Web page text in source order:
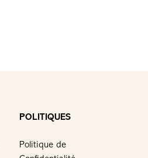
POLITIQUES
Politique de